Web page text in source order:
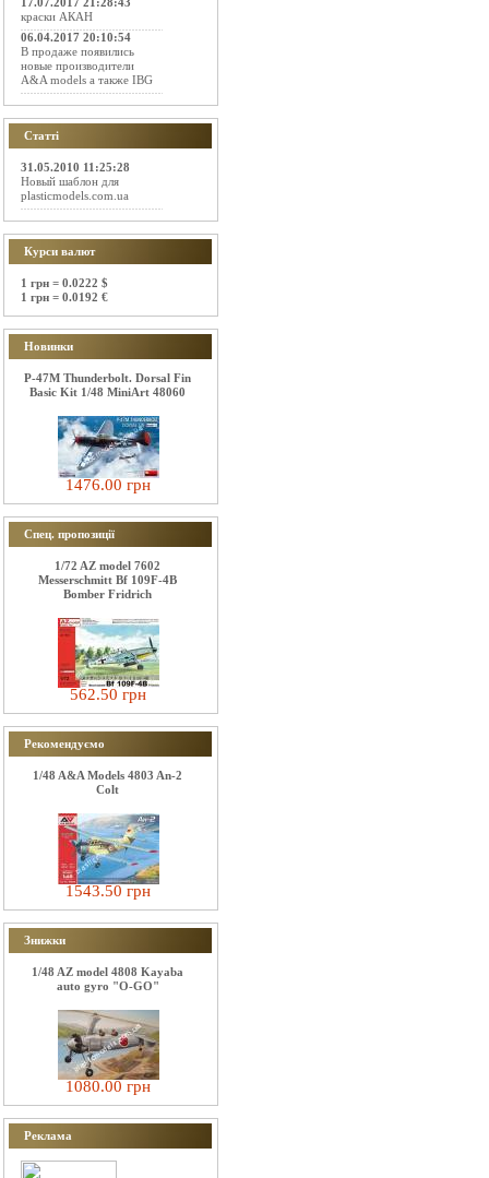
краски АКАН
06.04.2017 20:10:54
В продаже появились
новые производители
A&A models а также IBG
Статті
31.05.2010 11:25:28
Новый шаблон для
plasticmodels.com.ua
Курси валют
1 грн = 0.0222 $
1 грн = 0.0192 €
Новинки
P-47M Thunderbolt. Dorsal Fin
Basic Kit 1/48 MiniArt 48060
1476.00 грн
Спец. пропозиції
1/72 AZ model 7602
Messerschmitt Bf 109F-4B
Bomber Fridrich
562.50 грн
Рекомендуємо
1/48 A&A Models 4803 An-2
Colt
1543.50 грн
Знижки
1/48 AZ model 4808 Kayaba
auto gyro "O-GO"
1080.00 грн
Реклама